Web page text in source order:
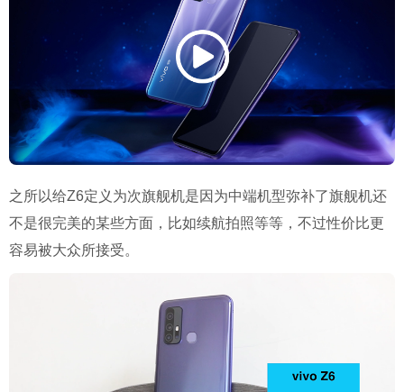
之所以给Z6定义为次旗舰机是因为中端机型弥补了旗舰机还
不是很完美的某些方面，比如续航拍照等等，不过性价比更
容易被大众所接受。